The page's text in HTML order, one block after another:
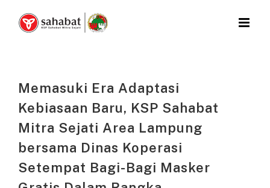
content
Memasuki Era Adaptasi
Kebiasaan Baru, KSP Sahabat
Mitra Sejati Area Lampung
bersama Dinas Koperasi
Setempat Bagi-Bagi Masker